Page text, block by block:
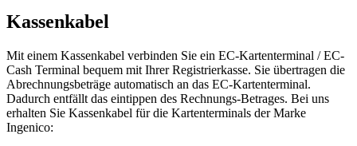
Kassenkabel
Mit einem Kassenkabel verbinden Sie ein EC-Kartenterminal / EC-
Cash Terminal bequem mit Ihrer Registrierkasse. Sie übertragen die
Abrechnungsbeträge automatisch an das EC-Kartenterminal.
Dadurch entfällt das eintippen des Rechnungs-Betrages. Bei uns
erhalten Sie Kassenkabel für die Kartenterminals der Marke
Ingenico: